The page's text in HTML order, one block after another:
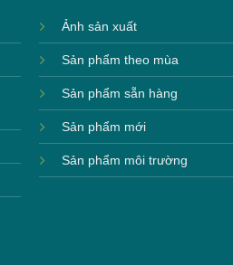
Ảnh sản xuất
Sản phẩm theo mùa
Sản phẩm sẵn hàng
Sản phẩm mới
Sản phẩm môi trường